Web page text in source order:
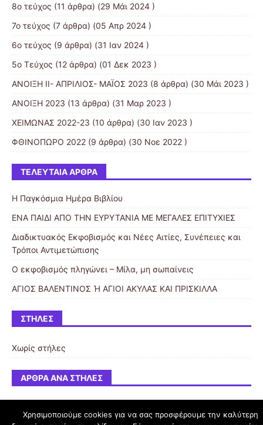
8o τεύχος (11 άρθρα) (29 Μάι 2024 )
7ο τεύχος (7 άρθρα) (05 Απρ 2024 )
6o τεύχος (9 άρθρα) (31 Ιαν 2024 )
5ο Τεύχος (12 άρθρα) (01 Δεκ 2023 )
ΑΝΟΙΞΗ II- ΑΠΡΙΛΙΟΣ- ΜΑΪΟΣ 2023 (8 άρθρα) (30 Μάι 2023 )
ΑΝΟΙΞΗ 2023 (13 άρθρα) (31 Μαρ 2023 )
ΧΕΙΜΩΝΑΣ 2022-23 (10 άρθρα) (30 Ιαν 2023 )
ΦΘΙΝΟΠΩΡΟ 2022 (9 άρθρα) (30 Νοε 2022 )
ΤΕΛΕΥΤΑΊΑ ΆΡΘΡΑ
Η Παγκόσμια Ημέρα Βιβλίου
ΕΝΑ ΠΑΙΔΙ ΑΠΟ ΤΗΝ ΕΥΡΥΤΑΝΙΑ ΜΕ ΜΕΓΑΛΕΣ ΕΠΙΤΥΧΙΕΣ
Διαδικτυακός Εκφοβισμός και Νέες Αιτίες, Συνέπειες και
Τρόποι Αντιμετώπισης
Ο εκφοβισμός πληγώνει – Μίλα, μη σωπαίνεις
ΑΓΙΟΣ ΒΑΛΕΝΤΙΝΟΣ Ή ΑΓΙΟΙ ΑΚΥΛΑΣ ΚΑΙ ΠΡΙΣΚΙΛΛΑ
ΣΤΉΛΕΣ
Χωρίς στήλες
ΆΡΘΡΑ ΑΝΆ ΣΤΉΛΕΣ
Χρησιμοποιούμε cookies για να σας προσφέρουμε την καλύτερη